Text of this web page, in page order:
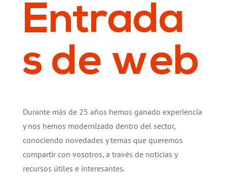
Entrada
s de web
Durante más de 25 años hemos ganado experiencia
y nos hemos modernizado dentro del sector,
conociendo novedades y temas que queremos
compartir con vosotros, a través de noticias y
recursos útiles e interesantes.